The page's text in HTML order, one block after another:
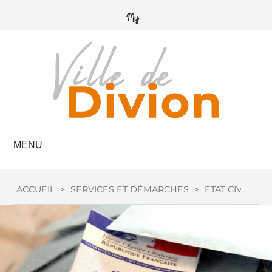
MENU
ACCUEIL > SERVICES ET DÉMARCHES > ETAT CIVIL